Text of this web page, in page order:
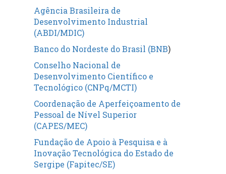
Agência Brasileira de
Desenvolvimento Industrial
(ABDI/MDIC)
Banco do Nordeste do Brasil (BNB)
Conselho Nacional de
Desenvolvimento Científico e
Tecnológico (CNPq/MCTI)
Coordenação de Aperfeiçoamento de
Pessoal de Nível Superior
(CAPES/MEC)
Fundação de Apoio à Pesquisa e à
Inovação Tecnológica do Estado de
Sergipe (Fapitec/SE)